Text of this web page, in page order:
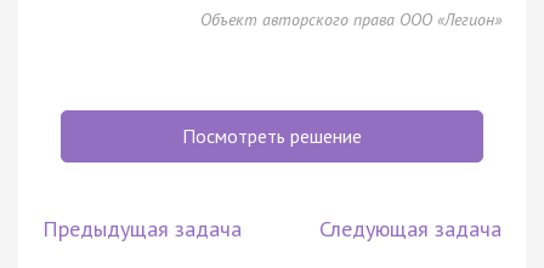
Объект авторского права ООО «Легион»
Посмотреть решение
Предыдущая задача Следующая задача